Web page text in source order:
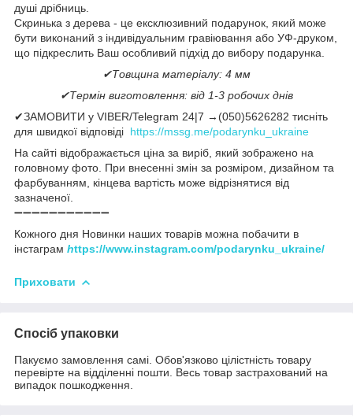
душі дрібниць.
Скринька з дерева - це ексклюзивний подарунок, який може
бути виконаний з індивідуальним гравіювання або УФ-друком,
що підкреслить Ваш особливий підхід до вибору подарунка.
✔Товщина матеріалу: 4 мм
✔Термін виготовлення: від 1-3 робочих днів
✔ЗАМОВИТИ у VIBER/Telegram 24|7 →(050)5626282 тисніть
для швидкої відповіді https://mssg.me/podarynku_ukraine
На сайті відображається ціна за виріб, який зображено на
головному фото. При внесенні змін за розміром, дизайном та
фарбуванням, кінцева вартість може відрізнятися від
зазначеної.
➖➖➖➖➖➖➖➖➖➖➖
Кожного дня Новинки наших товарів можна побачити в
інстаграм https://www.instagram.com/podarynku_ukraine/
Приховати
Спосіб упаковки
Пакуємо замовлення самі. Обов'язково цілістність товару
перевірте на відділенні пошти. Весь товар застрахований на
випадок пошкодження.